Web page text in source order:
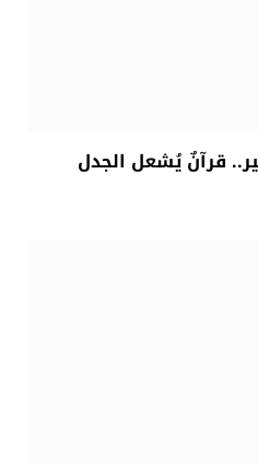
قرآنٌ يُشعل الجدل